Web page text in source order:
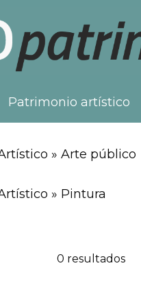
Patrimonio artístico
» Arte público
» Pintura
0 resultados